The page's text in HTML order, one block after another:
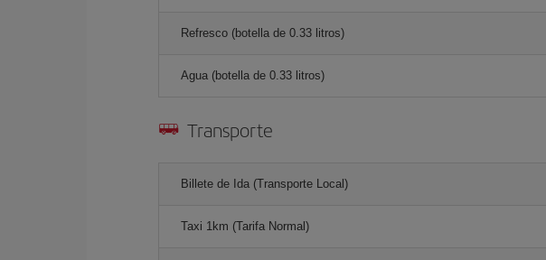
Refresco (botella de 0.33 litros)
Agua (botella de 0.33 litros)
Transporte
Billete de Ida (Transporte Local)
Taxi 1km (Tarifa Normal)